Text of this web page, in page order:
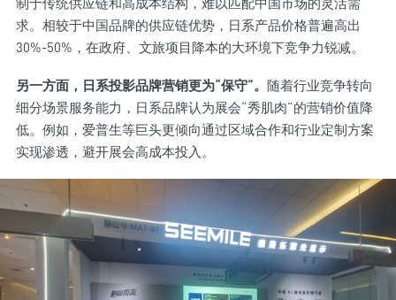
求。相较于中国品牌的供应链优势，日系产品价格普遍高出
30%-50%，在政府、文旅项目降本的大环境下竞争力锐减。
另一方面，日系投影品牌营销更为“保守”。 随着行业竞争转向
细分场景服务能力，日系品牌认为展会“秀肌肉”的营销价值降
低。例如，爱普生等巨头更倾向通过区域合作和行业定制方案
实现渗透，避开展会高成本投入。